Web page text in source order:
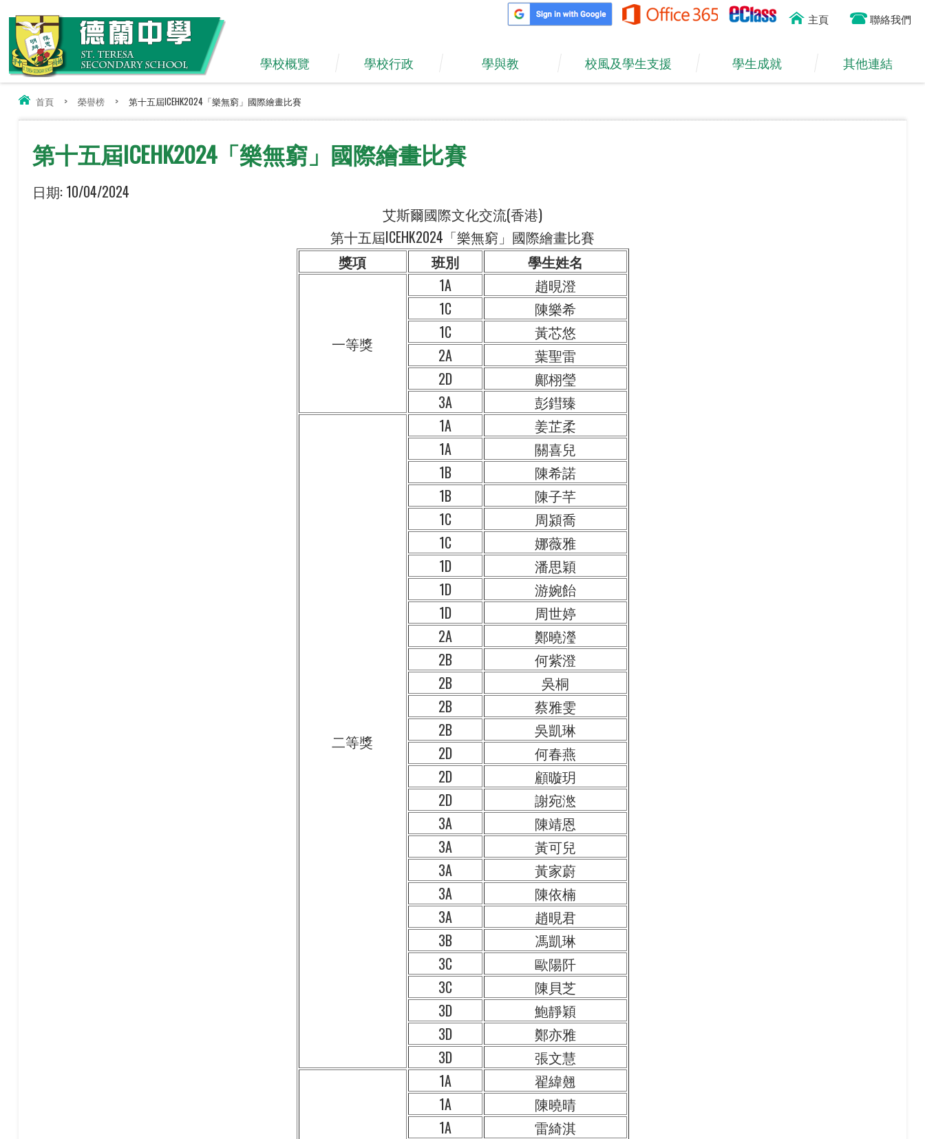
主頁 聯絡我們
學校概覽 學校行政 學與教 校風及學生支援 學生成就 其他連結
首頁 > 榮譽榜 > 第十五屆ICEHK2024「樂無窮」國際繪畫比賽
第十五屆ICEHK2024「樂無窮」國際繪畫比賽
日期: 10/04/2024
艾斯爾國際文化交流(香港)
第十五屆ICEHK2024「樂無窮」國際繪畫比賽
獎項
班別 學生姓名
一等獎
1A
趙晛澄
1C
陳樂希
1C
黃芯悠
2A
葉聖雷
2D
鄺栩瑩
3A
彭鏏臻
二等獎
1A
姜芷柔
1A
關喜兒
1B
陳希諾
1B
陳子芊
1C
周潁喬
1C
娜薇雅
1D
潘思穎
1D
游婉飴
1D
周世婷
2A
鄭曉瀅
2B
何紫澄
2B
吳桐
2B
蔡雅雯
2B
吳凱琳
2D
何春燕
2D
顧暶玥
2D
謝宛滺
3A
陳靖恩
3A
黃可兒
3A
黃家蔚
3A
陳依楠
3A
趙晛君
3B
馮凱琳
3C
歐陽阡
3C
陳貝芝
3D
鮑靜穎
3D
鄭亦雅
3D
張文慧
1A
翟緯翹
1A
陳曉晴
1A
雷綺淇